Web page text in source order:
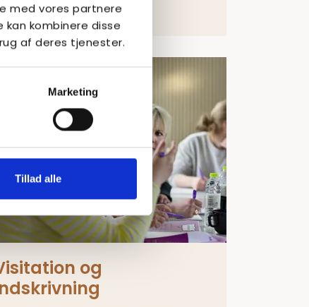
med vores partnere
kombinere disse
af deres tjenester.
Marketing
Tillad alle
mere
og